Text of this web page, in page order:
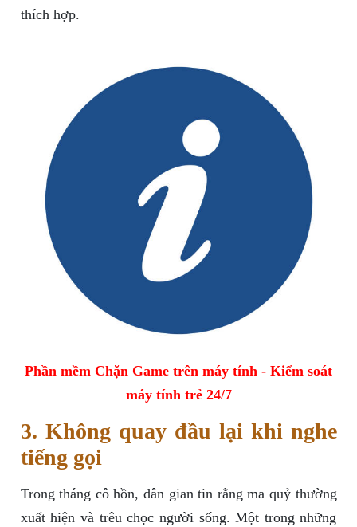
thích hợp.
Phần mềm Chặn Game trên máy tính - Kiểm soát
máy tính trẻ 24/7
3. Không quay đầu lại khi nghe
tiếng gọi
Trong tháng cô hồn, dân gian tin rằng ma quỷ thường
xuất hiện và trêu chọc người sống. Một trong những